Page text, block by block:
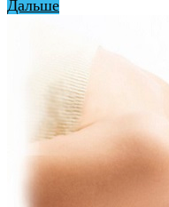
Дальше